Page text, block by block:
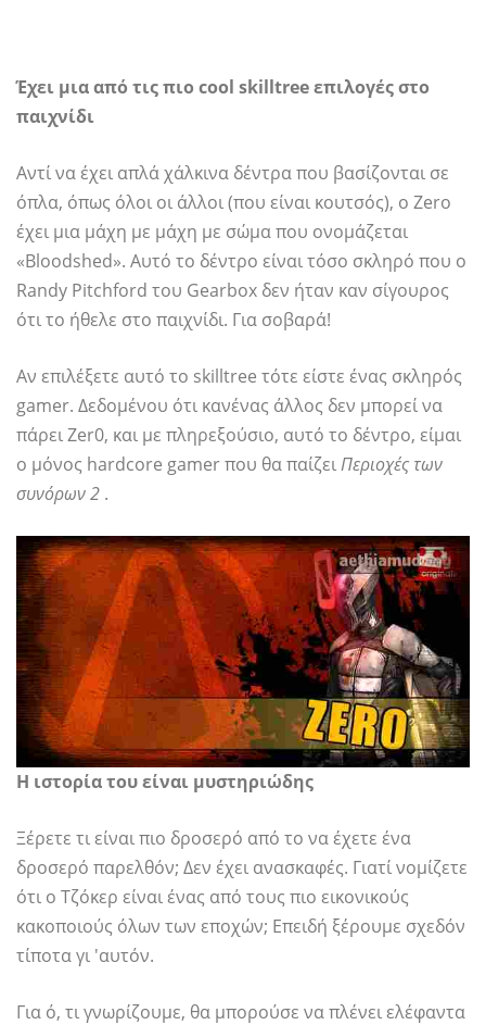
Έχει μια από τις πιο cool skilltree επιλογές στο
παιχνίδι
Αντί να έχει απλά χάλκινα δέντρα που βασίζονται σε
όπλα, όπως όλοι οι άλλοι (που είναι κουτσός), ο Zero
έχει μια μάχη με μάχη με σώμα που ονομάζεται
«Bloodshed». Αυτό το δέντρο είναι τόσο σκληρό που ο
Randy Pitchford του Gearbox δεν ήταν καν σίγουρος
ότι το ήθελε στο παιχνίδι. Για σοβαρά!
Αν επιλέξετε αυτό το skilltree τότε είστε ένας σκληρός
gamer. Δεδομένου ότι κανένας άλλος δεν μπορεί να
πάρει Zer0, και με πληρεξούσιο, αυτό το δέντρο, είμαι
ο μόνος hardcore gamer που θα παίζειΠεριοχές των
συνόρων 2 .
Η ιστορία του είναι μυστηριώδης
Ξέρετε τι είναι πιο δροσερό από το να έχετε ένα
δροσερό παρελθόν; Δεν έχει ανασκαφές. Γιατί νομίζετε
ότι ο Τζόκερ είναι ένας από τους πιο εικονικούς
κακοποιούς όλων των εποχών; Επειδή ξέρουμε σχεδόν
τίποτα γι 'αυτόν.
Για ό, τι γνωρίζουμε, θα μπορούσε να πλένει ελέφαντα